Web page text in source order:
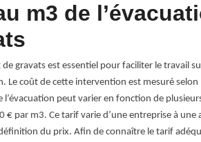
m3 de
de gravats est essentiel pour faciliter le travail
Le coût de cette intervention est mesuré selon
l’évacuation peut varier en fonction de
€ par m3. Ce tarif varie d’une entreprise à
du prix. Afin de connaître le tarif